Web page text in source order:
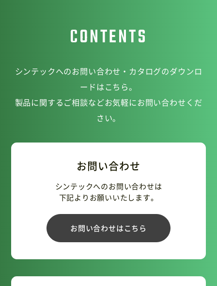
CONTENTS
シンテックへのお問い合わせ・カタログのダウンロ
ードはこちら。
製品に関するご相談などお気軽にお問い合わせくだ
さい。
お問い合わせ
シンテックへのお問い合わせは
下記よりお願いいたします。
お問い合わせはこちら